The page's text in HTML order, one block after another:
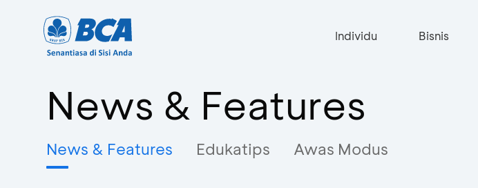
Individu Bisnis
News & Features
News & Features Edukatips Awas Modus